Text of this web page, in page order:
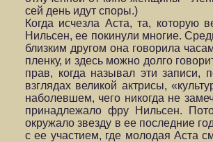
сей день идут споры.)
Когда исчезла Аста, та, которую
Нильсен, ее покинули многие.
близким другом она говорила
пленку, и здесь можно долго
прав, когда называл эти записи,
взглядах великой актрисы,
наболевшем, чего никогда не
принадлежало фру Нильсен.
окружало звезду в ее последние
с ее участием, где молодая Аста